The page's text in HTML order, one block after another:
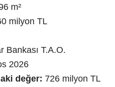
m²
milyon TL
Bankası T.A.O.
2026
değer: 726 milyon TL